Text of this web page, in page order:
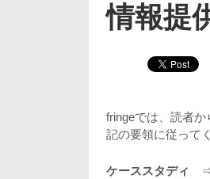
情報提
fringeでは、読者
記の要領に従って
ケーススタディ